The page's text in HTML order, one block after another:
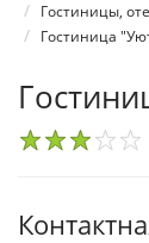
Гостиницы,
Гостиница